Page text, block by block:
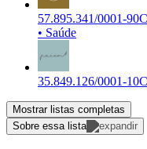
57.895.341/0001-90
• Saúde
35.849.126/0001-10
Mostrar listas completas
Sobre essa lista